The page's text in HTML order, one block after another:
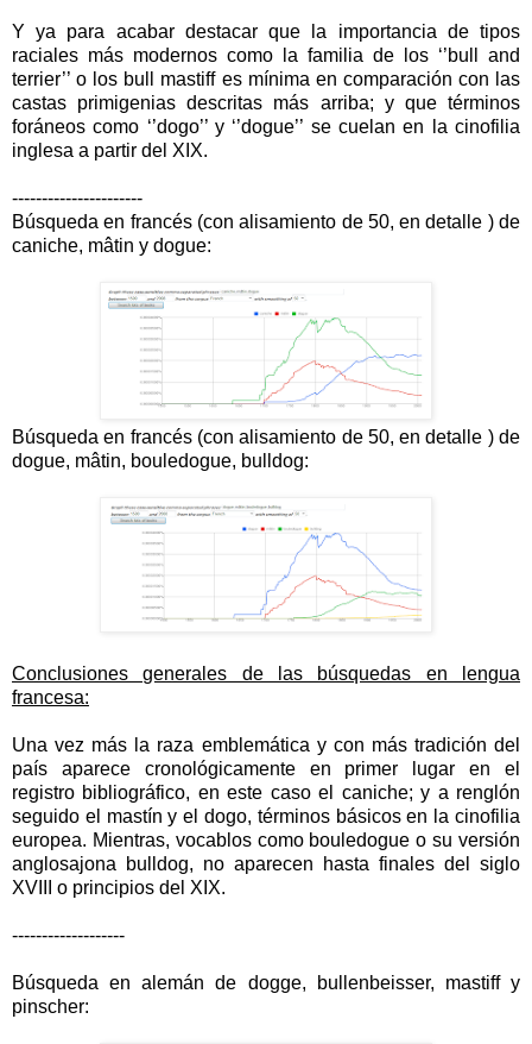
Y ya para acabar destacar que la importancia de tipos
raciales más modernos como la familia de los ‘’bull and
terrier’’ o los bull mastiff es mínima en comparación con las
castas primigenias descritas más arriba; y que términos
foráneos como ‘’dogo’’ y ‘’dogue’’ se cuelan en la cinofilia
inglesa a partir del XIX.
----------------------
Búsqueda en francés (con alisamiento de 50, en detalle ) de
caniche, mâtin y dogue:
Búsqueda en francés (con alisamiento de 50, en detalle ) de
dogue, mâtin, bouledogue, bulldog:
Conclusiones generales de las búsquedas en lengua
francesa:
Una vez más la raza emblemática y con más tradición del
país aparece cronológicamente en primer lugar en el
registro bibliográfico, en este caso el caniche; y a renglón
seguido el mastín y el dogo, términos básicos en la cinofilia
europea. Mientras, vocablos como bouledogue o su versión
anglosajona bulldog, no aparecen hasta finales del siglo
XVIII o principios del XIX.
-------------------
Búsqueda en alemán de dogge, bullenbeisser, mastiff y
pinscher: